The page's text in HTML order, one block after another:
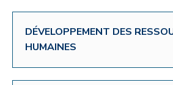
DÉVELOPPEMENT DES
HUMAINES